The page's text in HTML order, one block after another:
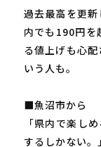
過去最高を更
内でも190円を
る値上げも心
いう人も。
■魚沼市から
「県内で楽し
するしかない。」